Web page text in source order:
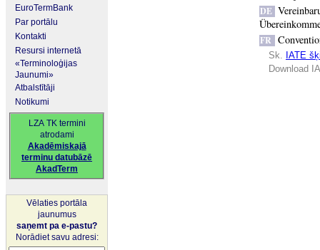
EuroTermBank
Par portālu
Kontakti
Resursi internetā
«Terminoloģijas
Jaunumi»
Atbalstītāji
Notikumi
LZA TK termini
atrodami
Akadēmiskajā
terminu datubāzē
AkadTerm
Vēlaties portāla
jaunumus
saņemt pa e-pastu?
Norādiet savu adresi:
DE
FR
Sk. IATE
Download